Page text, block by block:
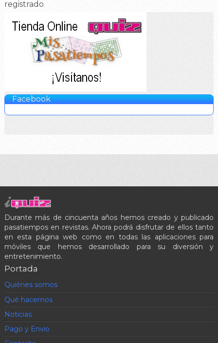
registrado
Facebook
Durante más de cincuenta años hemos creado y publicado
pasatiempos en revistas. Ahora podrá disfrutar de ellos tanto
en esta página web como en todas las aplicaciones para
móviles que hemos desarrollado para su diversión y
entretenimiento.
Portada
Quiénes somos
Qué hacemos
Noticias
Pago y Envío